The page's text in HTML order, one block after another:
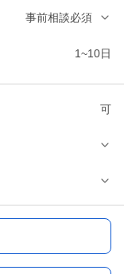
事前相談必須
1~10日
可